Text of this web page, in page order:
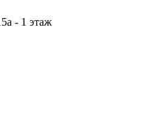
- 1 этаж